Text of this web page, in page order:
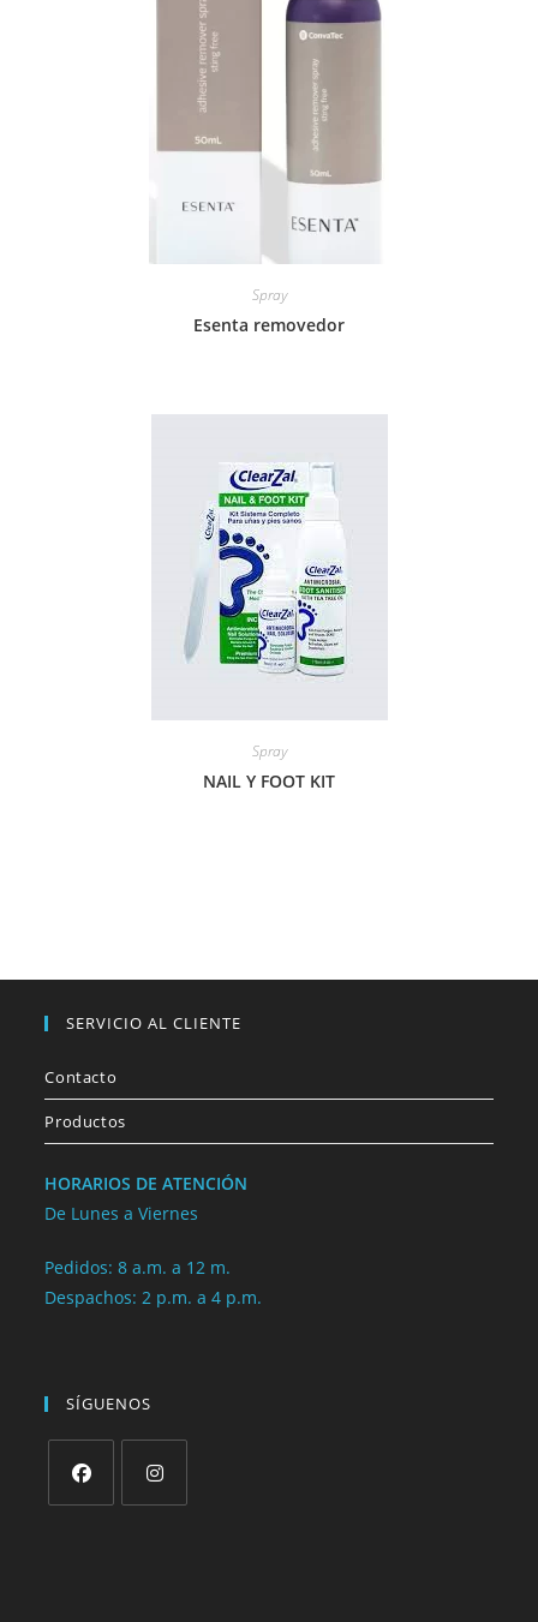
Spray
Esenta removedor
Spray
NAIL Y FOOT KIT
SERVICIO AL CLIENTE
Contacto
Productos
HORARIOS DE ATENCIÓN
De Lunes a Viernes
Pedidos: 8 a.m. a 12 m.
Despachos: 2 p.m. a 4 p.m.
SÍGUENOS